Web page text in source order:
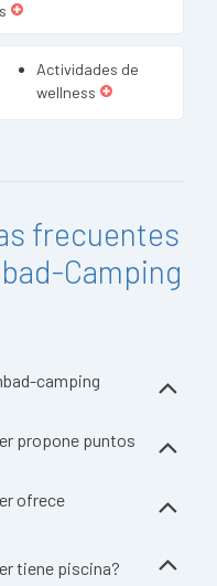
Actividades de
wellness
frecuentes
Camping
camping
propone puntos
ofrece
tiene piscina?